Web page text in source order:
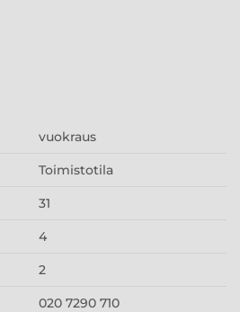
vuokraus
Toimistotila
31
4
2
020 7290 710